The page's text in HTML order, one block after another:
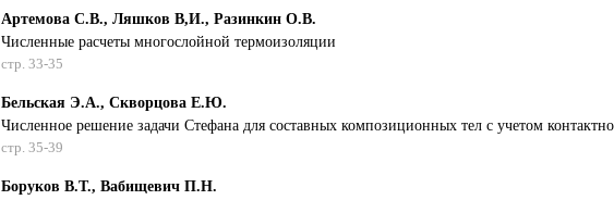
Артемова С.В., Ляшков В,И., Разинкин О.В.
Численные расчеты многослойной термоизоляции
стр. 33-35
Бельская Э.А., Скворцова E.Ю.
Численное решение задачи Стефана для составных композиционных тел с учетом
стр. 35-39
Боруков В.Т., Вабищевич П.Н.